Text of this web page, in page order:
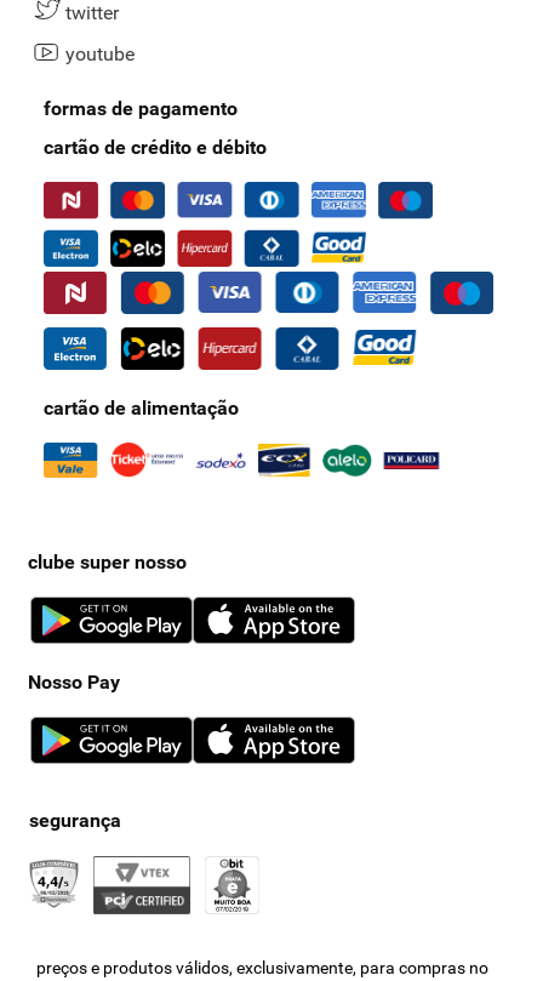
twitter
youtube
formas de pagamento
cartão de crédito e débito
cartão de alimentação
clube super nosso
Nosso Pay
preços e produtos válidos, exclusivamente, para compras no